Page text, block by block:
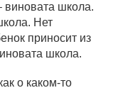
виновата школа.
Нет
приносит из
школа.
о каком-то